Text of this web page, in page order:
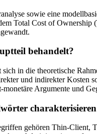
sowie eine
Total Cost of Ownership
behandelt?
in die theoretische
und indirekter Kosten
Argumente und
gehören Thin-Client,